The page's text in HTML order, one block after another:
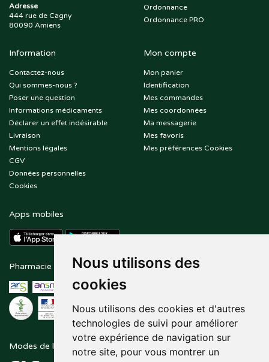
Nous utilisons des
cookies
Nous utilisons des cookies et d'autres
technologies de suivi pour améliorer
votre expérience de navigation sur
notre site, pour vous montrer un
Adresse
444 rue de Cagny
80090 Amiens
Ordonnance
Ordonnance PRO
Information
Contactez-nous
Qui sommes-nous ?
Poser une question
Informations médicaments
Déclarer un effet indésirable
Livraison
Mentions légales
CGV
Données personnelles
Cookies
Mon compte
Mon panier
Identification
Mes commandes
Mes coordonnées
Ma messagerie
Mes favoris
Mes préférences Cookies
Apps mobiles
Pharmacie en ligne agréée Paiement sécurisé
Modes de livraison Suivez-nous sur